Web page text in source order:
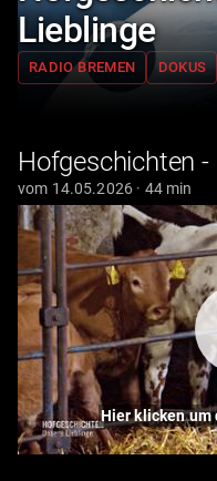
Lieblinge
RADIO BREMEN DOKUS
Hofgeschichten -
vom 14.05.2026 · 44 min
Hier klicken um